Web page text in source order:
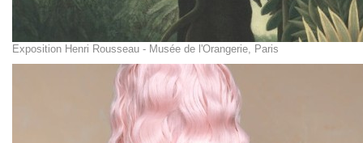
Exposition Henri Rousseau - Musée de l'Orangerie, Paris